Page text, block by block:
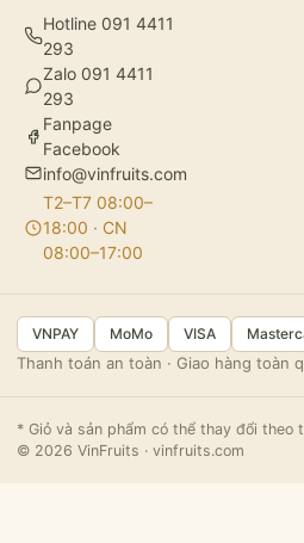
Hotline 091 4411
293
Zalo 091 4411
293
Fanpage
Facebook
info@vinfruits.com
T2–T7 08:00–
18:00 · CN
08:00–17:00
VNPAY MoMo VISA
Thanh toán an toàn · Giao hàng toàn
* Giỏ và sản phẩm có thể thay đổi theo
© 2026 VinFruits · vinfruits.com